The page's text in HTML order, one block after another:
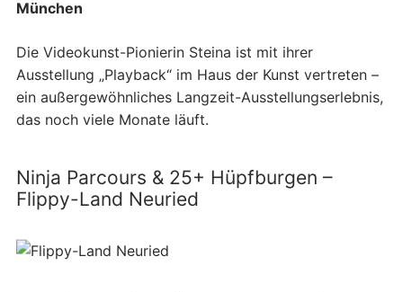
München
Die Videokunst-Pionierin Steina ist mit ihrer
Ausstellung „Playback“ im Haus der Kunst vertreten –
ein außergewöhnliches Langzeit-Ausstellungserlebnis,
das noch viele Monate läuft.
Ninja Parcours & 25+ Hüpfburgen –
Flippy-Land Neuried